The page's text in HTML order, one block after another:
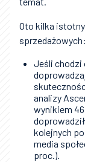
Oto kilka
sprzedażowych:
Jeśli chodzi
analizy
wynikiem
kolejnych
media
proc.).